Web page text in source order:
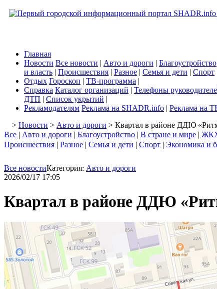
Главная
Новости Все новости | Авто и дороги | Благоустройство
и власть | Происшествия | Разное | Семья и дети | Спорт
Отдых Гороскоп | ТВ-программа |
Справка Каталог организаций | Телефоны
ДТП | Список укрытий |
Рекламодателям Реклама на SHADR.info | Реклама на
> Новости > Авто и дороги > Квартал в районе ДДЮ
Все | Авто и дороги | Благоустройство | В стране и мире |
Происшествия | Разное | Семья и дети | Спорт | Экономика и
Все новостиКатегория: Авто и дороги
2026/02/17 17:05
Квартал в районе ДДЮ